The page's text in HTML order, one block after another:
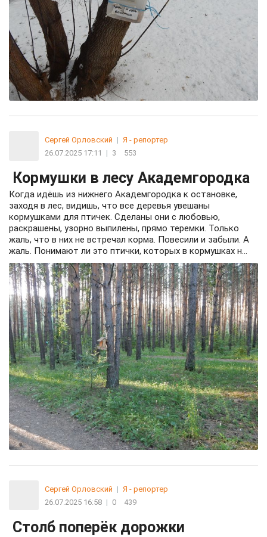
Сергей Орловский | Я - репортер
26.07.2025 17:11
| 3 553
Кормушки в лесу Академгородка
Когда идёшь из нижнего Академгородка к остановке,
заходя в лес, видишь, что все деревья увешаны
кормушками для птичек. Сделаны они с любовью,
раскрашены, узорно выпилены, прямо теремки. Только
жаль, что в них не встречал корма. Повесили и забыли. А
жаль. Понимают ли это птички, которых в кормушках н...
Сергей Орловский | Я - репортер
26.07.2025 16:58 | 0 439
Столб поперёк дорожки